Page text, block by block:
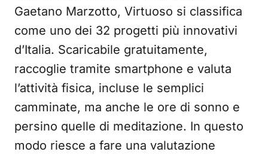
Gaetano Marzotto, Virtuoso si classifica
come uno dei 32 progetti più innovativi
d’Italia. Scaricabile gratuitamente,
raccoglie tramite smartphone e valuta
l’attività fisica, incluse le semplici
camminate, ma anche le ore di sonno e
persino quelle di meditazione. In questo
modo riesce a fare una valutazione